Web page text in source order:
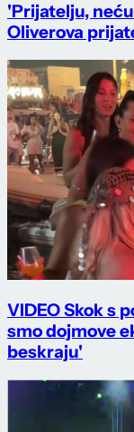
'Prijatelju,
Oliverova
VIDEO Skok s
smo dojmove
beskraju'